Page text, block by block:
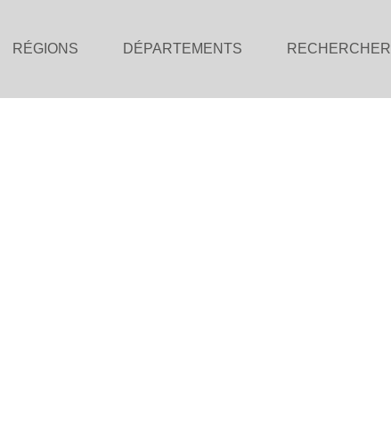
RÉGIONS DÉPARTEMENTS RECHERCHER